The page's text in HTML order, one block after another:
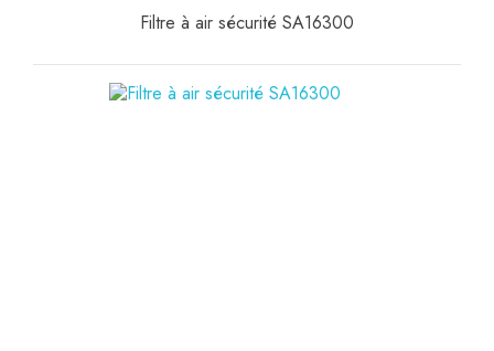
Filtre à air sécurité SA16300